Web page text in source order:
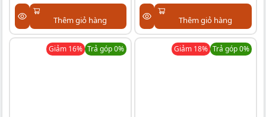
Thêm giỏ hàng Thêm giỏ hàng
Giảm 16% Trả góp 0% Giảm 18% Trả góp 0%